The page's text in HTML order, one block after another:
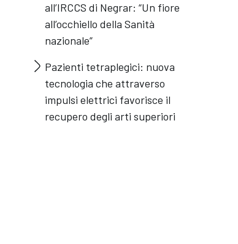
all’IRCCS di Negrar: “Un fiore
all’occhiello della Sanità
nazionale”
Pazienti tetraplegici: nuova
tecnologia che attraverso
impulsi elettrici favorisce il
recupero degli arti superiori